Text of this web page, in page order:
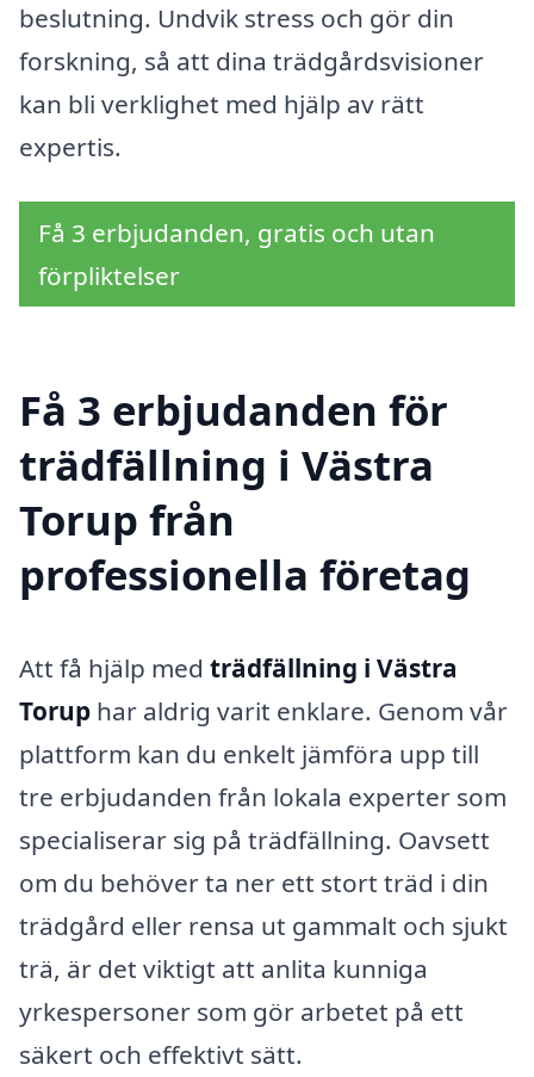
beslutning. Undvik stress och gör din
forskning, så att dina trädgårdsvisioner
kan bli verklighet med hjälp av rätt
expertis.
Få 3 erbjudanden, gratis och utan
förpliktelser
Få 3 erbjudanden för
trädfällning i Västra
Torup från
professionella företag
Att få hjälp med trädfällning i Västra
Torup har aldrig varit enklare. Genom vår
plattform kan du enkelt jämföra upp till
tre erbjudanden från lokala experter som
specialiserar sig på trädfällning. Oavsett
om du behöver ta ner ett stort träd i din
trädgård eller rensa ut gammalt och sjukt
trä, är det viktigt att anlita kunniga
yrkespersoner som gör arbetet på ett
säkert och effektivt sätt.